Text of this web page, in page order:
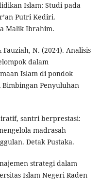
Islam: Studi pada
Putri Kediri.
Malik Ibrahim.
N. (2024). Analisis
dalam
Islam di pondok
Penyuluhan
santri berprestasi:
madrasah
Detak Pustaka.
strategi dalam
Islam Negeri Raden